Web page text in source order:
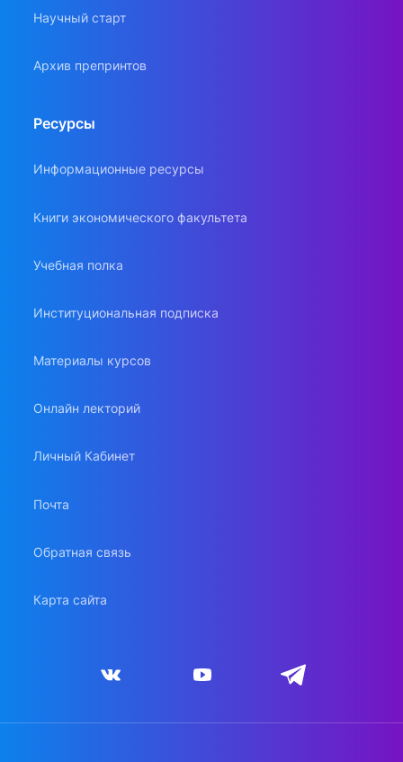
Научный старт
Архив препринтов
Ресурсы
Информационные ресурсы
Книги экономического факультета
Учебная полка
Институциональная подписка
Материалы курсов
Онлайн лекторий
Личный Кабинет
Почта
Обратная связь
Карта сайта